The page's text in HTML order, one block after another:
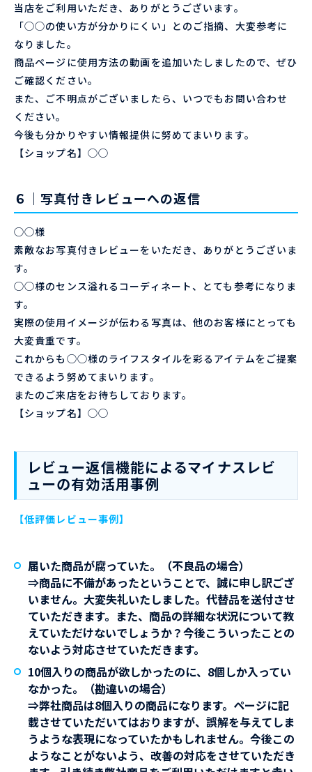
当店をご利用いただき、ありがとうございます。
「◯◯の使い方が分かりにくい」とのご指摘、大変参考に
なりました。
商品ページに使用方法の動画を追加いたしましたので、ぜひ
ご確認ください。
また、ご不明点がございましたら、いつでもお問い合わせ
ください。
今後も分かりやすい情報提供に努めてまいります。
【ショップ名】◯◯
６｜写真付きレビューへの返信
◯◯様
素敵なお写真付きレビューをいただき、ありがとうございま
す。
◯◯様のセンス溢れるコーディネート、とても参考になりま
す。
実際の使用イメージが伝わる写真は、他のお客様にとっても
大変貴重です。
これからも◯◯様のライフスタイルを彩るアイテムをご提案
できるよう努めてまいります。
またのご来店をお待ちしております。
【ショップ名】◯◯
レビュー返信機能によるマイナスレビ
ューの有効活用事例
【低評価レビュー事例】
届いた商品が腐っていた。（不良品の場合）
⇒商品に不備があったということで、誠に申し訳ござ
いません。大変失礼いたしました。代替品を送付させ
ていただきます。また、商品の詳細な状況について教
えていただけないでしょうか？今後こういったことの
ないよう対応させていただきます。
10個入りの商品が欲しかったのに、8個しか入ってい
なかった。（勘違いの場合）
⇒弊社商品は8個入りの商品になります。ページに記
載させていただいてはおりますが、誤解を与えてしま
うような表現になっていたかもしれません。今後この
ようなことがないよう、改善の対応をさせていただき